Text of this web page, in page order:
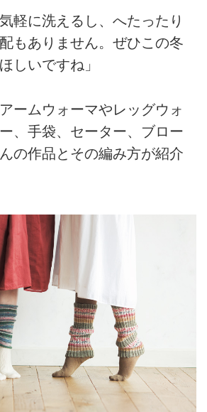
軽に洗えるし、へたったり
もありません。ぜひこの冬
しいですね」
ームウォーマやレッグウォ
、手袋、セーター、ブロー
の作品とその編み方が紹介